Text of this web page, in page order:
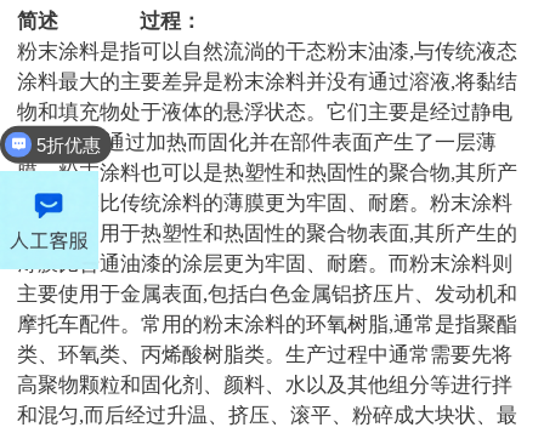
简述 DSC测试过程：
粉末涂料是指可以自然流淌的干态粉末油漆,与传统液态
涂料最大的主要差异是粉末涂料并没有通过溶液,将黏结
物和填充物处于液体的悬浮状态。它们主要是经过静电
作用吸附,通过加热而固化并在部件表面产生了一层薄
膜。粉末涂料也可以是热塑性和热固性的聚合物,其所产
生的薄膜比传统涂料的薄膜更为牢固、耐磨。粉末涂料
也可以使用于热塑性和热固性的聚合物表面,其所产生的
薄膜比普通油漆的涂层更为牢固、耐磨。而粉末涂料则
主要使用于金属表面,包括白色金属铝挤压片、发动机和
摩托车配件。常用的粉末涂料的环氧树脂,通常是指聚酯
类、环氧类、丙烯酸树脂类。生产过程中通常需要先将
高聚物颗粒和固化剂、颜料、水以及其他组分等进行拌
和混匀,而后经过升温、挤压、滚平、粉碎成大块状、最
5折优惠